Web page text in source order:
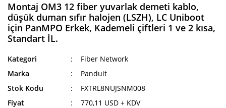
Montaj OM3 12 fiber yuvarlak demeti kablo,
düşük duman sıfır halojen (LSZH), LC Uniboot
için PanMPO Erkek, Kademeli çiftleri 1 ve 2 kısa,
Standart İL.
Kategori
Fiber Network
Marka
Panduit
Stok Kodu
FXTRL8NUJSNM008
Fiyat
770,11 USD + KDV